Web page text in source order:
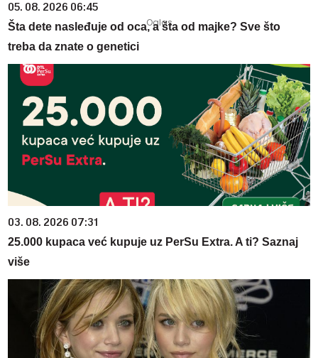
05. 08. 2026 06:45
Šta dete nasleđuje od oca, a šta od majke? Sve što
treba da znate o genetici
03. 08. 2026 07:31
25.000 kupaca već kupuje uz PerSu Extra. A ti? Saznaj
više